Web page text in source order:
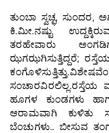
ತುಂಬಾ ಸ್ವಚ್ಛ, ಸುಂದರ,
ಕಿ.ಮೀ.ನಷ್ಟು
ತರಹೇವಾರು
ಝಗಝಗಿಸುತ್ತಿದ್ದರೆ;
ಸಂಚಾರವಿರಲಿಲ್ಲ.ರಸ್ತೆಯ
ಹೂಗಳ ಕುಂಡಗಳು
ಆರಾಮವಾಗಿ
ಬೆಂಚುಗಳು.. ಬೀಸುವ